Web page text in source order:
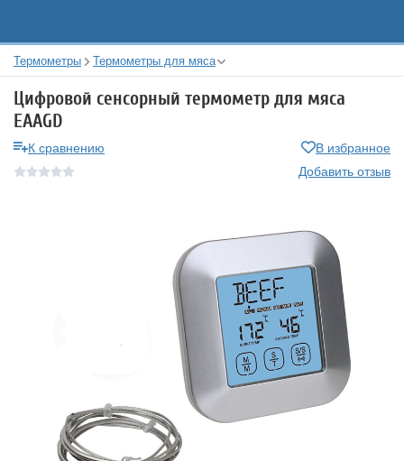
Термометры Термометры для мяса
Цифровой сенсорный термометр для мяса
EAAGD
К сравнению
В избранное
Добавить отзыв